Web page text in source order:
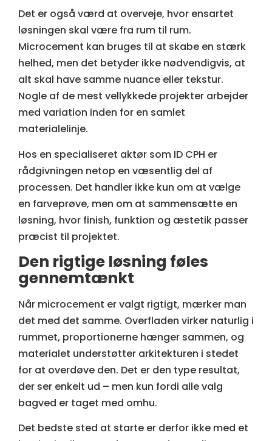
Det er også værd at overveje, hvor ensartet
løsningen skal være fra rum til rum.
Microcement kan bruges til at skabe en stærk
helhed, men det betyder ikke nødvendigvis, at
alt skal have samme nuance eller tekstur.
Nogle af de mest vellykkede projekter arbejder
med variation inden for en samlet
materialelinje.
Hos en specialiseret aktør som ID CPH er
rådgivningen netop en væsentlig del af
processen. Det handler ikke kun om at vælge
en farveprøve, men om at sammensætte en
løsning, hvor finish, funktion og æstetik passer
præcist til projektet.
Den rigtige løsning føles
gennemtænkt
Når microcement er valgt rigtigt, mærker man
det med det samme. Overfladen virker naturlig i
rummet, proportionerne hænger sammen, og
materialet understøtter arkitekturen i stedet
for at overdøve den. Det er den type resultat,
der ser enkelt ud – men kun fordi alle valg
bagved er taget med omhu.
Det bedste sted at starte er derfor ikke med et